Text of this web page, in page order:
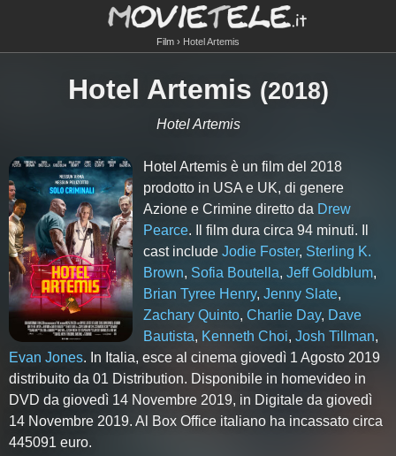
Film Hotel Artemis
Hotel Artemis (2018)
Hotel Artemis
Hotel Artemis è un film del 2018
prodotto in USA e UK, di genere
Azione e Crimine diretto da Drew
Pearce. Il film dura circa94 minuti. Il
cast includeJodie Foster, Sterling K.
Brown, Sofia Boutella,Jeff Goldblum,
Brian Tyree Henry,Jenny Slate,
Zachary Quinto,Charlie Day, Dave
Bautista, Kenneth Choi,Josh Tillman,
Evan Jones. In Italia, esce al cinema giovedì 1 Agosto 2019
distribuito da 01 Distribution. Disponibile in homevideo in
DVD da giovedì 14 Novembre 2019, in Digitale da giovedì
14 Novembre 2019. Al Box Office italiano ha incassato circa
445091 euro.